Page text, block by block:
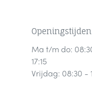
Openingstijden
Ma t/m do:
17:15
Vrijdag: 08:30 -